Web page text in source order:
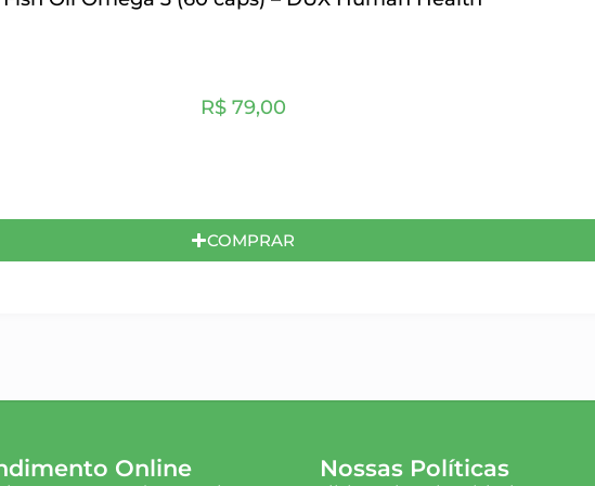
R$79,00
COMPRAR
Online Nossas Políticas